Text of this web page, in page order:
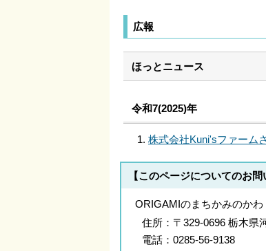
広報
ほっとニュース
令和7(2025)年
株式会社Kuni'sファーム
【このページについてのお問
ORIGAMIのまちかみのか
住所： 〒329-0696 栃木県
電話： 0285-56-9138